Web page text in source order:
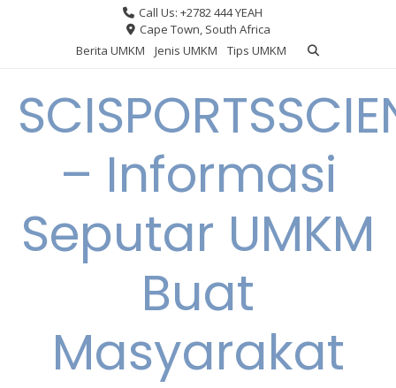
Call Us: +2782 444 YEAH
Cape Town, South Africa
Berita UMKM
Jenis UMKM Tips UMKM
– Informasi
Seputar UMKM
Buat
Masyarakat